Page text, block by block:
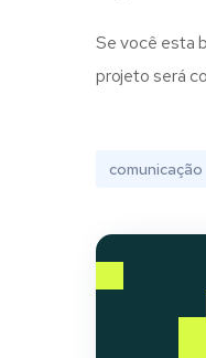
Se você esta
projeto será
comunicação